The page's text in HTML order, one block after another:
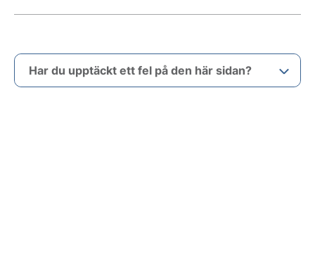
Har du upptäckt ett fel på den här sidan?